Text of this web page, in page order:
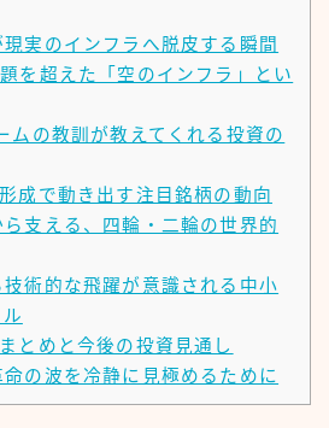
実のインフラへ脱皮する瞬間
を超えた「空のインフラ」とい
ムの教訓が教えてくれる投資の
成で動き出す注目銘柄の動向
支える、四輪・二輪の世界的
術的な飛躍が意識される中小
とめと今後の投資見通し
の波を冷静に見極めるために